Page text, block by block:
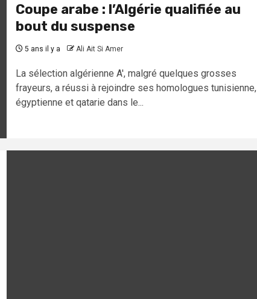
Coupe arabe : l’Algérie qualifiée au
bout du suspense
5 ans il y a Ali Ait Si Amer
La sélection algérienne A', malgré quelques grosses
frayeurs, a réussi à rejoindre ses homologues tunisienne,
égyptienne et qatarie dans le...